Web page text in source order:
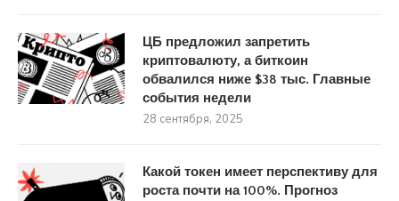
ЦБ предложил запретить
криптовалюту, а биткоин
обвалился ниже $38 тыс. Главные
события недели
28 сентября, 2025
Какой токен имеет перспективу для
роста почти на 100%. Прогноз